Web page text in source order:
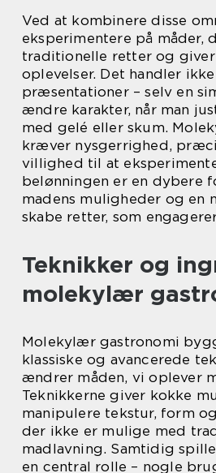
Ved at kombinere disse
eksperimentere på måder,
traditionelle retter og
oplevelser. Det handler
præsentationer – selv en
ændre karakter, når man
med gelé eller skum.
kræver nysgerrighed,
villighed til at
belønningen er en dybere
madens muligheder og en
skabe retter, som
Teknikker og
molekylær
Molekylær gastronomi
klassiske og avancerede
ændrer måden, vi oplever
Teknikkerne giver kokke
manipulere tekstur, form
der ikke er mulige med
madlavning. Samtidig
en central rolle – nogle